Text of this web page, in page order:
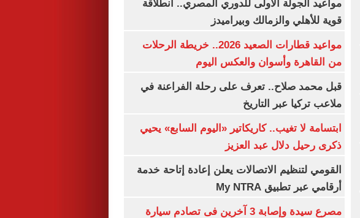
مواعيد الجولة الأولى للدوري المصري.. انطلاقة
قوية للأهلي والزمالك وبيراميدز
مواعيد قطارات الصعيد 2026.. خريطة الرحلات
من القاهرة وأسوان والعكس اليوم
قبل محمد صلاح.. تعرف على رحلة الفراعنة في
ملاعب تركيا عبر التاريخ
ابتسامة لا تغيب.. كاريكاتير «اليوم السابع» يحيي
ذكرى رحيل دلال عبد العزيز
القومي لتنظيم الاتصالات يعلن إعادة إتاحة خدمة
أرقامي عبر تطبيق My NTRA
مصرع سيدة وإصابة 3 آخرين فى تصادم سيارة